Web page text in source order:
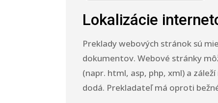
Lokalizácie
Preklady webových stránok sú
dokumentov. Webové stránky
(napr. html, asp, php, xml) a
dodá. Prekladateľ má oproti